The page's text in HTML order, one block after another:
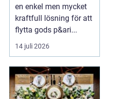
en enkel men mycket
kraftfull lösning för att
flytta gods p&ari...
14 juli 2026